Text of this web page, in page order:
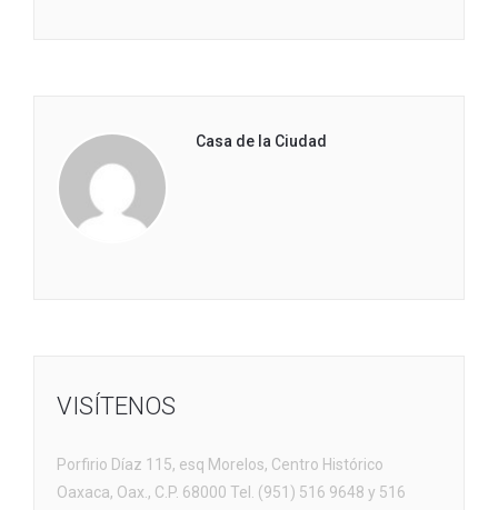
Casa de la Ciudad
VISÍTENOS
Porfirio Díaz 115, esq Morelos, Centro Histórico
Oaxaca, Oax., C.P. 68000 Tel. (951) 516 9648 y 516